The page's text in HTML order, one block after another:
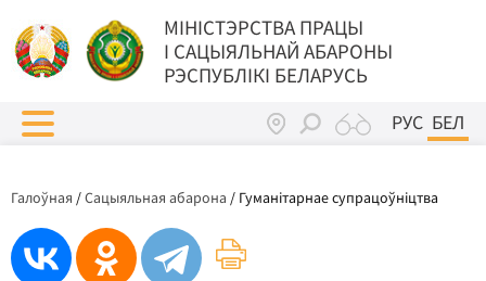
МIНIСТЭРСТВА ПРАЦЫ
I САЦЫЯЛЬНАЙ АБАРОНЫ
РЭСПУБЛІКІ БЕЛАРУСЬ
РУС БЕЛ
Галоўная /Сацыяльная абарона / Гуманітарнае супрацоўніцтва